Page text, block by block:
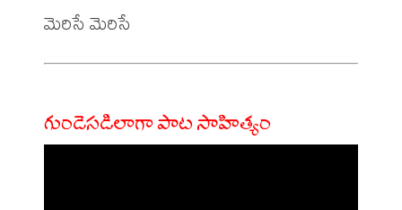
గుండెసడిలాగా పాట సాహిత్యం